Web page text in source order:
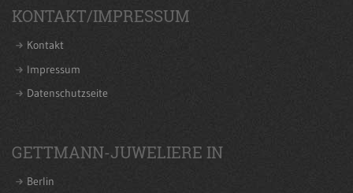
KONTAKT/IMPRESSUM
Kontakt
Impressum
Datenschutzseite
GETTMANN-JUWELIERE IN
Berlin